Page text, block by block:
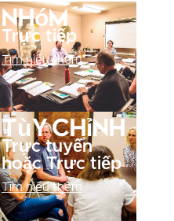
Nhóm
Trực tiếp
Tìm hiểu thêm
Tùy chỉnh
Trực tuyến
hoặc Trực tiếp
Tìm hiểu thêm